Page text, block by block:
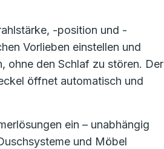
-position und -
Vorlieben einstellen und
ohne den Schlaf zu stören. Der
öffnet automatisch und
ein – unabhängig
und Möbel